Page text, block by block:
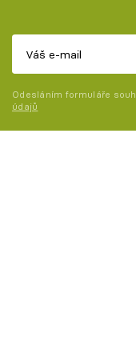
Odesláním formuláře
údajů